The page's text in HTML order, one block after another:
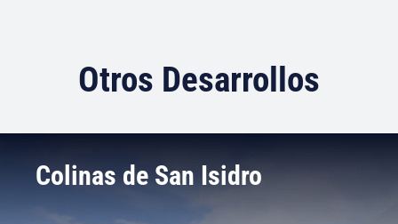
Otros Desarrollos
Colinas de San Isidro